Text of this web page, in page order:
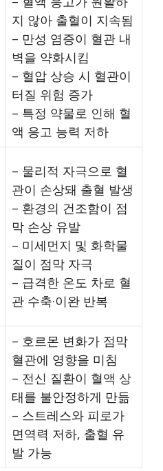
지 않아 출혈이 지속됨
– 만성 염증이 혈관 내
벽을 약화시킴
– 혈압 상승 시 혈관이
터질 위험 증가
– 특정 약물로 인해 혈
액 응고 능력 저하
– 물리적 자극으로 혈
관이 손상돼 출혈 발생
– 환경의 건조함이 점
막 손상 유발
– 미세먼지 및 화학물
질이 점막 자극
– 급격한 온도 차로 혈
관 수축·이완 반복
– 호르몬 변화가 점막
혈관에 영향을 미침
– 전신 질환이 혈액 상
태를 불안정하게 만듦
– 스트레스와 피로가
면역력 저하, 출혈 유
발 가능